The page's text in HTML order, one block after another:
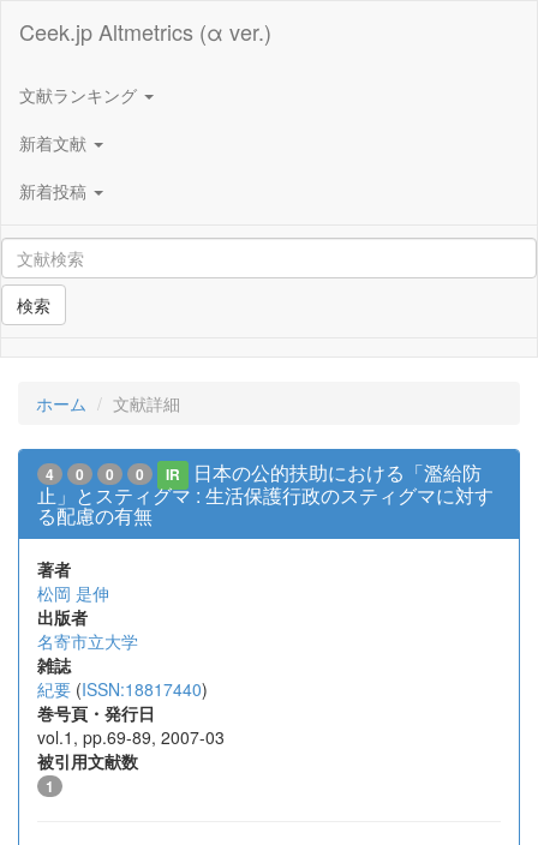
Ceek.jp Altmetrics (α ver.)
文献ランキング
新着文献
新着投稿
検索
ホーム 文献詳細
4 0 0 0 IR
日本の公的扶助における「濫給防
止」とスティグマ : 生活保護行政のスティグマに対す
る配慮の有無
著者
松岡 是伸
出版者
名寄市立大学
雑誌
紀要 (ISSN:18817440)
巻号頁・発行日
vol.1, pp.69-89, 2007-03
被引用文献数
1